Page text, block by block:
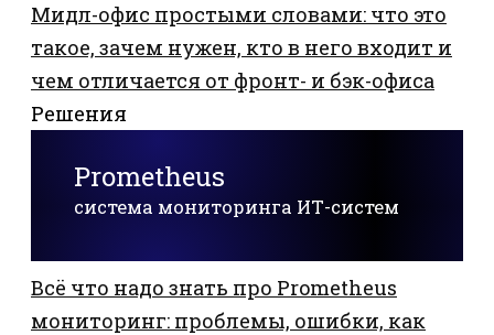
Мидл-офис простыми словами: что это
такое, зачем нужен, кто в него входит и
чем отличается от фронт- и бэк-офиса
Решения
Prometheus
система мониторинга ИТ-систем
Всё что надо знать про Prometheus
мониторинг: проблемы, ошибки, как